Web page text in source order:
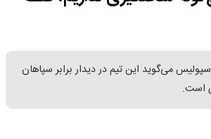
می‌گوید این تیم در دیدار برابر سپاهان
است.